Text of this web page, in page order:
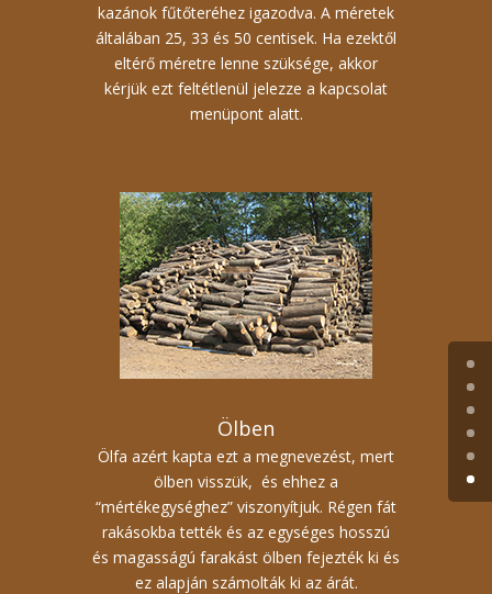
kazánok fűtőteréhez igazodva. A méretek
általában 25, 33 és 50 centisek. Ha ezektől
eltérő méretre lenne szüksége, akkor
kérjük ezt feltétlenül jelezze a kapcsolat
menüpont alatt.
Ölben
Ölfa azért kapta ezt a megnevezést, mert
ölben visszük, és ehhez a
“mértékegységhez” viszonyítjuk. Régen fát
rakásokba tették és az egységes hosszú
és magasságú farakást ölben fejezték ki és
ez alapján számolták ki az árát.